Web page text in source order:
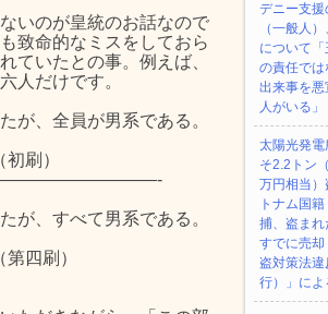
いのが皇統のお話なので
致命的なミスをしておら
ていたとの事。例えば、
人だけです。
が、全員が男系である。
刷）
が、すべて男系である。
四刷）
デニー支援
（一般人
について
の責任では
出来事を悪
人がいる」
太陽光発電
そ2.2トン
万円相当
トナム国
捕、盗まれ
すでに売
盗対策法
行）」によ